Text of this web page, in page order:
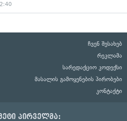
ჩვენ შესახებ
რეკლამა
სარედაქციო კოდექსი
მასალის გამოყენების პირობები
კონტაქტი
პირველმა: